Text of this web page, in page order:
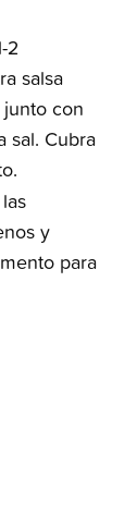
2
salsa
con
sal. Cubra
y
para